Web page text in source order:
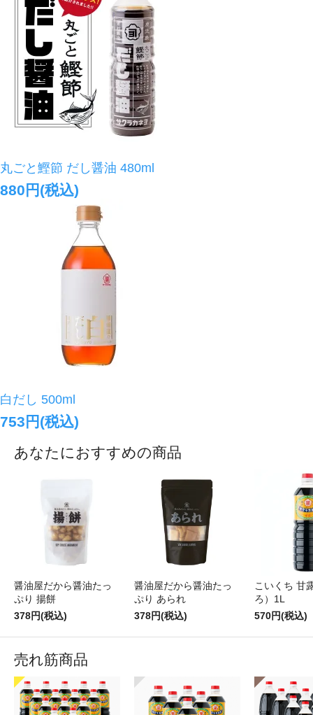
丸ごと鰹節 だし醤油 480ml
880円(税込)
白だし 500ml
753円(税込)
あなたにおすすめの商品
醤油屋だから醤油たっ
ぷり 揚餅
378円(税込)
醤油屋だから醤油たっ
ぷり あられ
378円(税込)
こいくち 甘
ろ）1L
570円(税込)
売れ筋商品